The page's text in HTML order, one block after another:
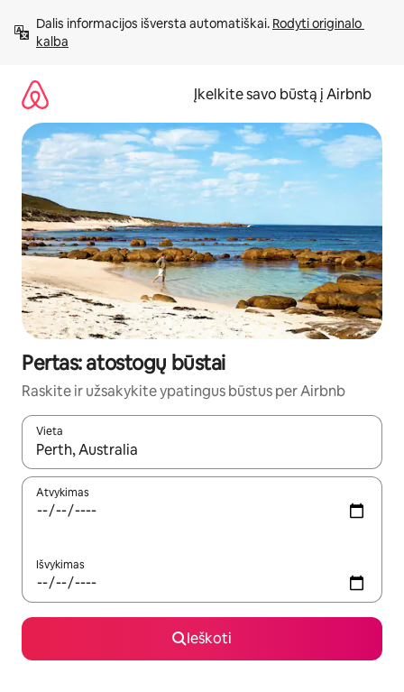
prie
turinio
Dalis informacijos išversta automatiškai. Rodyti originalo
kalba
Įkelkite savo būstą į Airbnb
Pertas: atostogų būstai
Raskite ir užsakykite ypatingus būstus per Airbnb
Vieta
Kai pasirodys paieškos rezultatai, juos naršyti galite
Atvykimas
Išvykimas
Ieškoti